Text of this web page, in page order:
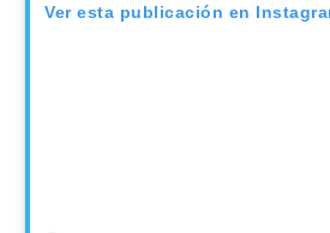
Ver esta publicación en